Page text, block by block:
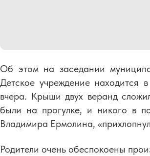
Об этом на заседании
Детское учреждение находится
вчера. Крыши двух веранд
были на прогулке, и никого в
Владимира Ермолина,
Родители очень обеспокоены